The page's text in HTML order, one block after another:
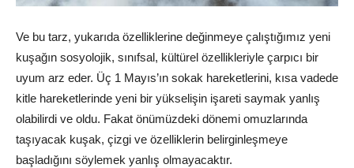
Ve bu tarz, yukarıda özelliklerine değinmeye çalıştığımız yeni
kuşağın sosyolojik, sınıfsal, kültürel özellikleriyle çarpıcı bir
uyum arz eder. Üç 1 Mayıs’ın sokak hareketlerini, kısa vadede
kitle hareketlerinde yeni bir yükselişin işareti saymak yanlış
olabilirdi ve oldu. Fakat önümüzdeki dönemi omuzlarında
taşıyacak kuşak, çizgi ve özelliklerin belirginleşmeye
başladığını söylemek yanlış olmayacaktır.